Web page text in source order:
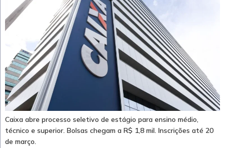
Caixa abre processo seletivo de estágio para ensino médio,
técnico e superior. Bolsas chegam a R$ 1,8 mil. Inscrições até 20
de março.